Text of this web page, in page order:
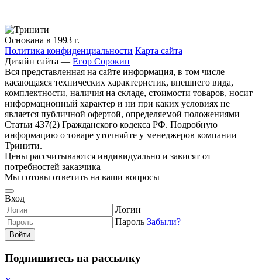
Основана в 1993 г.
Политика конфиденциальности Карта сайта
Дизайн сайта — Егор Сорокин
Вся представленная на сайте информация, в том числе
касающаяся технических характеристик, внешнего вида,
комплектности, наличия на складе, стоимости товаров, носит
информационный характер и ни при каких условиях не
является публичной офертой, определяемой положениями
Статьи 437(2) Гражданского кодекса РФ. Подробную
информацию о товаре уточняйте у менеджеров компании
Тринити.
Цены рассчитываются индивидуально и зависят от
потребностей заказчика
Мы готовы ответить на ваши вопросы
Вход
Логин
Пароль Забыли?
Войти
Подпишитесь на рассылку